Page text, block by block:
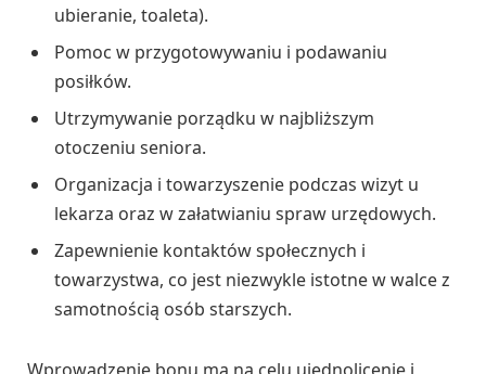
ubieranie, toaleta).
Pomoc w przygotowywaniu i podawaniu
posiłków.
Utrzymywanie porządku w najbliższym
otoczeniu seniora.
Organizacja i towarzyszenie podczas wizyt u
lekarza oraz w załatwianiu spraw urzędowych.
Zapewnienie kontaktów społecznych i
towarzystwa, co jest niezwykle istotne w walce z
samotnością osób starszych.